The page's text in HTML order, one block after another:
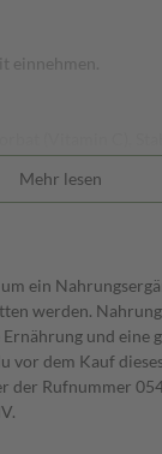
einnehmen.
aus Tagetes
Herstellers:
Mehr lesen
ein
werden.
und eine
vor dem Kauf
der Rufnummer